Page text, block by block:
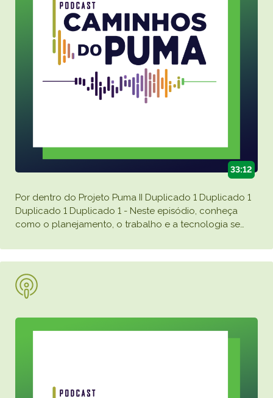
33:12
Por dentro do Projeto Puma II Duplicado 1 Duplicado 1
Duplicado 1 Duplicado 1 - Neste episódio, conheça
como o planejamento, o trabalho e a tecnologia se…